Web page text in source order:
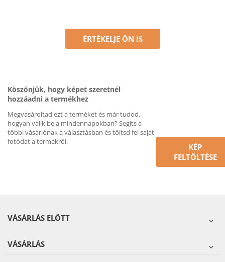
ÉRTÉKELJE ÖN IS
Köszönjük, hogy képet szeretnél
hozzáadni a termékhez
Megvásároltad ezt a terméket és már tudod,
hogyan válik be a mindennapokban? Segíts a
többi vásárlónak a választásban és töltsd fel saját
fotódat a termékről.
KÉP
FELTÖLTÉSE
VÁSÁRLÁS ELŐTT
VÁSÁRLÁS